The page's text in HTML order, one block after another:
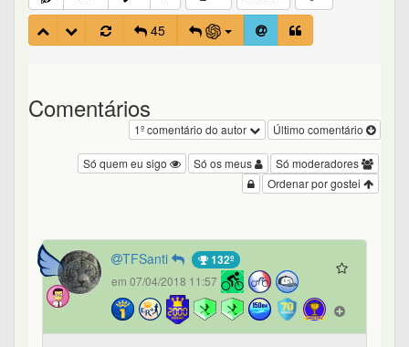
45
Comentários
Último comentário
1º comentário do autor
Só moderadores
Só os meus
Só quem eu sigo
Ordenar por gostei
TFSanti 132º
em 07/04/2018 11:57